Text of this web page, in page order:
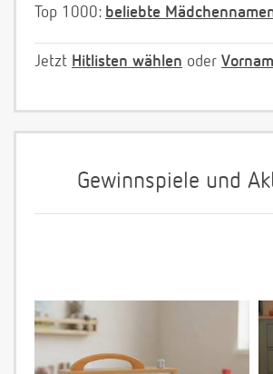
Top 1000: beliebte
Jetzt Hitlisten wählen oder
Gewinnspiele und